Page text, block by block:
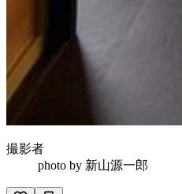
撮影者
photo by 新山源一郎